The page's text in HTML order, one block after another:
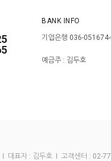
BANK INFO
기업은행 036-
예금주 : 김두호
I 대표자 : 김두호 I 고객센터 : 02-